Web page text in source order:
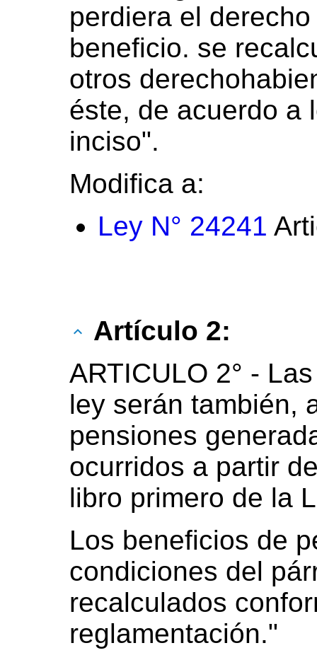
perdiera el
beneficio. se
otros
éste, de acuerdo a
inciso".
Modifica a:
Ley N° 24241
Artículo 2:
ARTICULO 2° -
ley serán también,
pensiones
ocurridos a partir
libro primero de la
Los beneficios de
condiciones del
recalculados
reglamentación."